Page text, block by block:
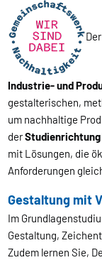
Der
Industrie- und
gestalterischen,
um nachhaltige
der
mit Lösungen, die
Anforderungen
Gestaltung mit
Im
Gestaltung,
Zudem lernen Sie,